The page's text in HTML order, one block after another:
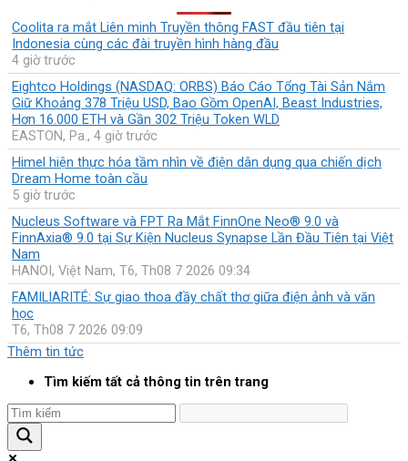
Coolita ra mắt Liên minh Truyền thông FAST đầu tiên tại
Indonesia cùng các đài truyền hình hàng đầu
4 giờ trước
Eightco Holdings (NASDAQ: ORBS) Báo Cáo Tổng Tài Sản Nắm
Giữ Khoảng 378 Triệu USD, Bao Gồm OpenAI, Beast Industries,
Hơn 16.000 ETH và Gần 302 Triệu Token WLD
EASTON, Pa., 4 giờ trước
Himel hiện thực hóa tầm nhìn về điện dân dụng qua chiến dịch
Dream Home toàn cầu
5 giờ trước
Nucleus Software và FPT Ra Mắt FinnOne Neo® 9.0 và
FinnAxia® 9.0 tại Sự Kiện Nucleus Synapse Lần Đầu Tiên tại Việt
Nam
HANOI, Việt Nam, T6, Th08 7 2026 09:34
FAMILIARITÉ: Sự giao thoa đầy chất thơ giữa điện ảnh và văn
học
T6, Th08 7 2026 09:09
Thêm tin tức
Tìm kiếm tất cả thông tin trên trang